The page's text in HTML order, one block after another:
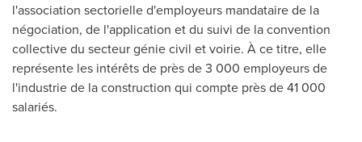
l'association sectorielle d'employeurs mandataire de la
négociation, de l'application et du suivi de la convention
collective du secteur génie civil et voirie. À ce titre, elle
représente les intérêts de près de 3 000 employeurs de
l'industrie de la construction qui compte près de 41 000
salariés.